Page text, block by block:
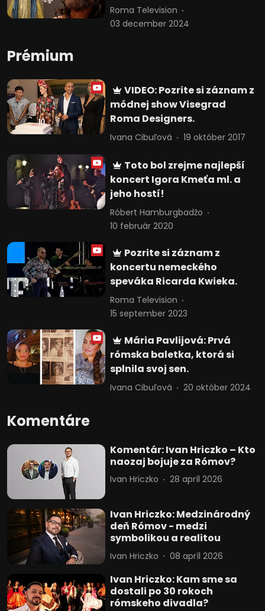
Roma Television
03 december 2024
Prémium
VIDEO: Pozrite si záznam z
módnej show Visegrad
Roma Designers.
Ivana Cibuľová 19 október 2017
Toto bol zrejme najlepší
koncert Igora Kmeťa ml. a
jeho hostí!
Róbert Hamburgbadžo
10 február 2020
Pozrite si záznam z
koncertu nemeckého
speváka Ricarda Kwieka.
Roma Television
15 september 2023
Mária Pavlijová: Prvá
rómska baletka, ktorá si
splnila svoj sen.
Ivana Cibuľová 20 október 2024
Komentáre
Komentár: Ivan Hriczko – Kto
naozaj bojuje za Rómov?
Ivan Hriczko 28 apríl 2026
Ivan Hriczko: Medzinárodný
deň Rómov - medzi
symbolikou a realitou
Ivan Hriczko 08 apríl 2026
Ivan Hriczko: Kam sme sa
dostali po 30 rokoch
rómskeho divadla?